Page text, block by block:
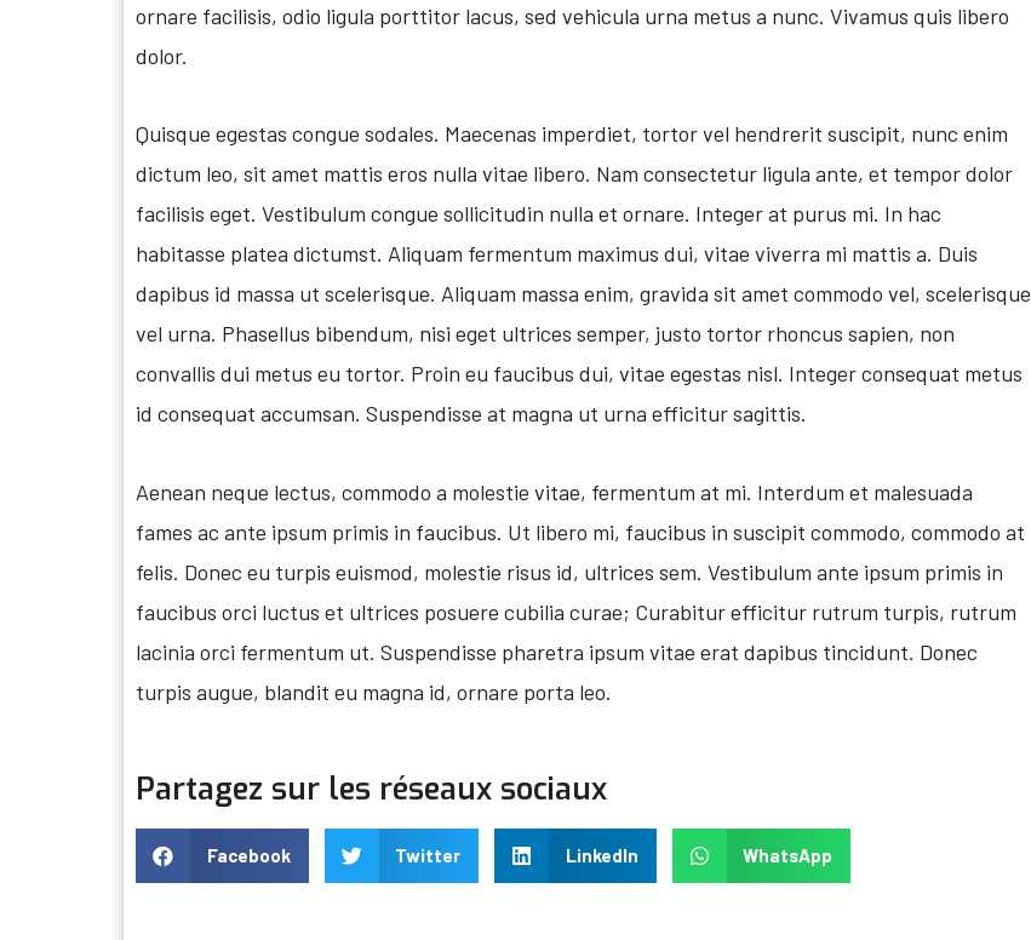
ornare facilisis, odio ligula porttitor lacus, sed vehicula urna metus a nunc. Vivamus quis libero
dolor.
Quisque egestas congue sodales. Maecenas imperdiet, tortor vel hendrerit suscipit, nunc enim
dictum leo, sit amet mattis eros nulla vitae libero. Nam consectetur ligula ante, et tempor dolor
facilisis eget. Vestibulum congue sollicitudin nulla et ornare. Integer at purus mi. In hac
habitasse platea dictumst. Aliquam fermentum maximus dui, vitae viverra mi mattis a. Duis
dapibus id massa ut scelerisque. Aliquam massa enim, gravida sit amet commodo vel, scelerisque
vel urna. Phasellus bibendum, nisi eget ultrices semper, justo tortor rhoncus sapien, non
convallis dui metus eu tortor. Proin eu faucibus dui, vitae egestas nisl. Integer consequat metus
id consequat accumsan. Suspendisse at magna ut urna efficitur sagittis.
Aenean neque lectus, commodo a molestie vitae, fermentum at mi. Interdum et malesuada
fames ac ante ipsum primis in faucibus. Ut libero mi, faucibus in suscipit commodo, commodo at
felis. Donec eu turpis euismod, molestie risus id, ultrices sem. Vestibulum ante ipsum primis in
faucibus orci luctus et ultrices posuere cubilia curae; Curabitur efficitur rutrum turpis, rutrum
lacinia orci fermentum ut. Suspendisse pharetra ipsum vitae erat dapibus tincidunt. Donec
turpis augue, blandit eu magna id, ornare porta leo.
Partagez sur les réseaux sociaux
Facebook Twitter LinkedIn WhatsApp